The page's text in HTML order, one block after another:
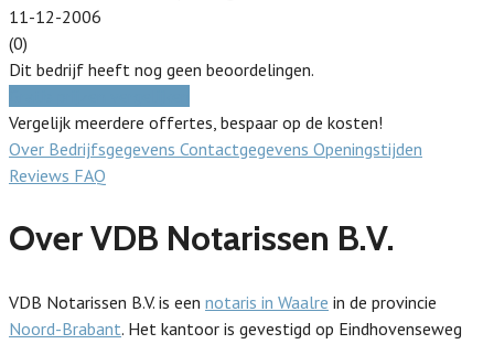
11-12-2006
(0)
Dit bedrijf heeft nog geen beoordelingen.
Vergelijk meerdere offertes, bespaar op de kosten!
Over Bedrijfsgegevens Contactgegevens Openingstijden
Reviews FAQ
Over VDB Notarissen B.V.
VDB Notarissen B.V. is een notaris in Waalre in de provincie
Noord-Brabant. Het kantoor is gevestigd op Eindhovenseweg